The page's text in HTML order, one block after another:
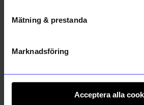
Mätning & prestanda
Marknadsföring
Acceptera alla
10% 10%